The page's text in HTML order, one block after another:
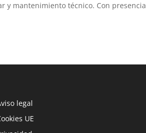
y mantenimiento técnico. Con
legal
UE